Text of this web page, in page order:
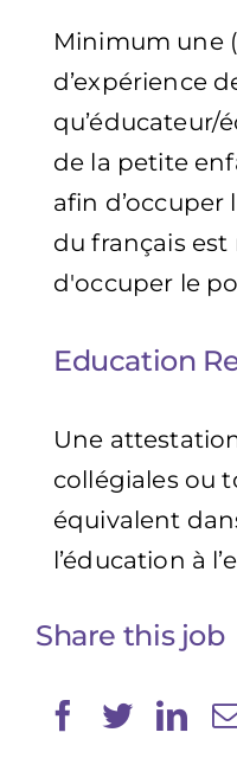
Minimum une
d’expérience
qu’éducateur/
de la petite
afin d’occuper
du français est
d'occuper le
Education
Une
collégiales ou
équivalent
l’éducation à
Share this job